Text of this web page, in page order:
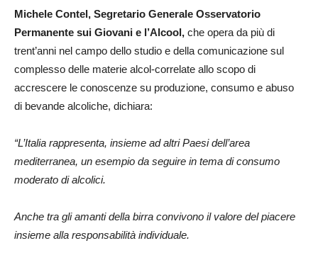
Michele Contel, Segretario Generale Osservatorio
Permanente sui Giovani e l’Alcool, che opera da più di
trent’anni nel campo dello studio e della comunicazione sul
complesso delle materie alcol-correlate allo scopo di
accrescere le conoscenze su produzione, consumo e abuso
di bevande alcoliche, dichiara:
“L’Italia rappresenta, insieme ad altri Paesi dell’area
mediterranea, un esempio da seguire in tema di consumo
moderato di alcolici.
Anche tra gli amanti della birra convivono il valore del piacere
insieme alla responsabilità individuale.